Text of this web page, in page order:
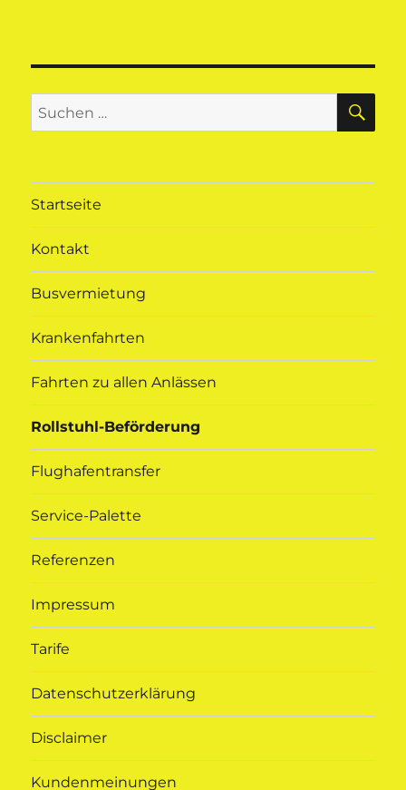
Suchen
nach:
Startseite
Kontakt
Busvermietung
Krankenfahrten
Fahrten zu allen Anlässen
Rollstuhl-Beförderung
Flughafentransfer
Service-Palette
Referenzen
Impressum
Tarife
Datenschutzerklärung
Disclaimer
Kundenmeinungen